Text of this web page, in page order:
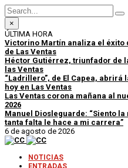
×
ÚLTIMA HORA
Victorino Martín analiza el éxito
de Las Ventas
Héctor Gutiérrez, triunfador de
las Ventas
“Ladrillero”, de El Capea, abrirá
hoy en Las Ventas
Las Ventas corona mañana al
2026
Manuel Diosleguarde: “Siento
tanta falta le hace a mi carrera”
6 de agosto de 2026
NOTICIAS
ENTRADAS